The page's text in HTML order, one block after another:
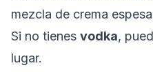
mezcla de crema
Si no tienes vodka,
lugar.